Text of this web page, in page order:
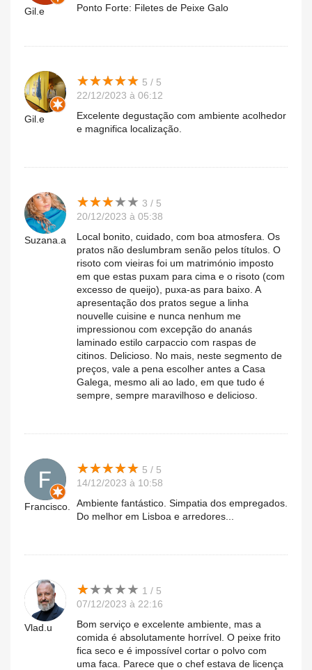
Gil.e
Ponto Forte: Filetes de Peixe Galo
Gil.e
★★★★★
★★★★★ 5 / 5
22/12/2023 à 06:12
Excelente degustação com ambiente acolhedor
e magnifica localização.
Suzana.a
★★★★★
★★★★★ 3 / 5
20/12/2023 à 05:38
Local bonito, cuidado, com boa atmosfera. Os
pratos não deslumbram senão pelos títulos. O
risoto com vieiras foi um matrimónio imposto
em que estas puxam para cima e o risoto (com
excesso de queijo), puxa-as para baixo. A
apresentação dos pratos segue a linha
nouvelle cuisine e nunca nenhum me
impressionou com excepção do ananás
laminado estilo carpaccio com raspas de
citinos. Delicioso. No mais, neste segmento de
preços, vale a pena escolher antes a Casa
Galega, mesmo ali ao lado, em que tudo é
sempre, sempre maravilhoso e delicioso.
Francisco.
★★★★★
★★★★★ 5 / 5
14/12/2023 à 10:58
Ambiente fantástico. Simpatia dos empregados.
Do melhor em Lisboa e arredores...
Vlad.u
★★★★★
★★★★★ 1 / 5
07/12/2023 à 22:16
Bom serviço e excelente ambiente, mas a
comida é absolutamente horrível. O peixe frito
fica seco e é impossível cortar o polvo com
uma faca. Parece que o chef estava de licença